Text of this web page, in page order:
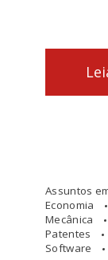
Assuntos
Economia
Mecânica
Patentes
Software